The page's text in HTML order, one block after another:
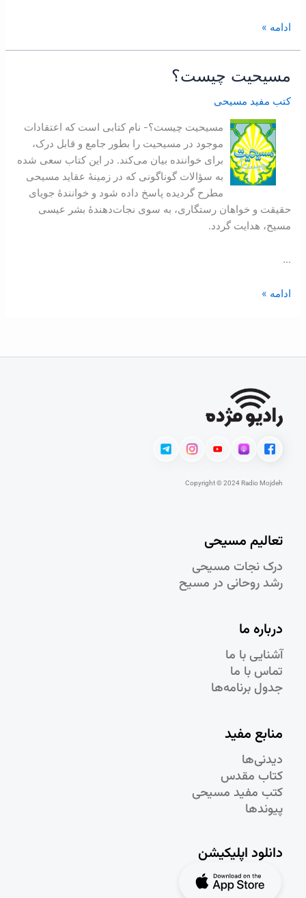
ادامه »
مسيحيت چيست؟
کتب مفید مسیحی
مسيحيت چيست؟- نام کتابی است که اعتقادات
موجود در مسيحيت را بطور جامع و قابل درک،
برای خواننده بيان می‌کند. در اين کتاب سعی شده
به سؤالات گوناگونی که در زمينۀ عقايد مسيحی
مطرح گرديده پاسخ داده شود و خوانندۀ جويای
حقيقت و خواهان رستگاری، به سوی نجات‌دهندۀ بشر عيسی
مسيح، هدايت گردد.
…
مسيحيت
ادامه »
Copyright © 2024 Radio Mojdeh
تعالیم مسیحی
درک نجات مسيحی
رشد روحانی در مسيح
درباره ما
آشنایی با ما
تماس با ما
جدول برنامه‌ها
منابع مفید
دیدنی‌ها
کتاب مقدس
کتب مفید مسیحی
پیوندها
دانلود اپلیکیشن